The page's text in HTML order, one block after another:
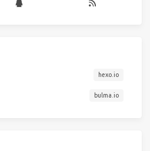
hexo.io
bulma.io